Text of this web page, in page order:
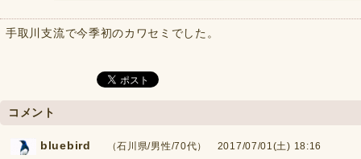
手取川支流で今季初のカワセミでした。
コメント
bluebird （石川県/男性/70代） 2017/07/01(土) 18:16